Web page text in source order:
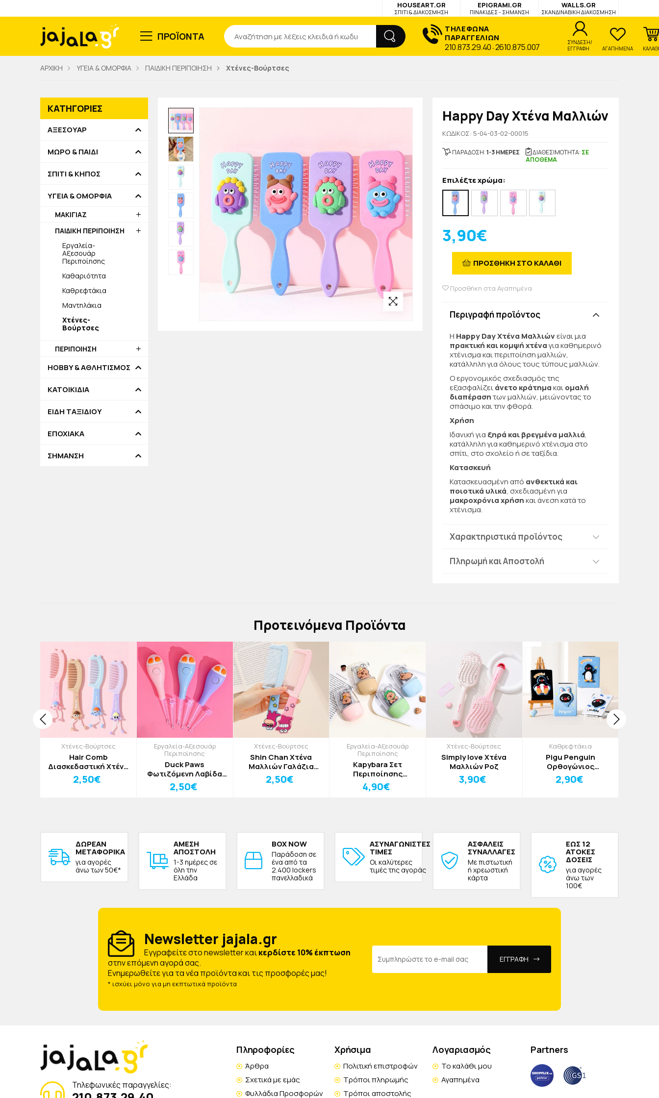
HOUSEART.GR
ΣΠΙΤΙ & ΔΙΑΚΟΣΜΗΣΗ
EPIGRAMI.GR
ΠΙΝΑΚΙΔΕΣ - ΣΗΜΑΝΣΗ
WALLS.GR
ΣΚΑΝΔΙΝΑΒΙΚΗ ΔΙΑΚΟΣΜΗΣΗ
ΠΡΟΪΟΝΤΑ
Αναζήτηση
ΤΗΛΕΦΩΝΑ
ΠΑΡΑΓΓΕΛΙΩΝ
210.873.29.40 -2610.875.007
ΣΥΝΔΕΣΗ/
ΕΓΓΡΑΦΗ
ΑΓΑΠΗΜΕΝΑ
ΑΡΧΙΚΗ ΥΓΕΙΑ & ΟΜΟΡΦΙΑ ΠΑΙΔΙΚΗ ΠΕΡΙΠΟΙΗΣΗ Χτένες-Βούρτσες
Happy Day Χτένα Μαλλιών
KΩΔΙΚΟΣ: 5-04-03-02-00015
ΠΑΡΑΔΟΣΗ:1-3 ΗΜΕΡΕΣ ΔΙΑΘΕΣΙΜΟΤΗΤΑ: ΣΕ
ΑΠΟΘΕΜΑ
Επιλέξτε χρώμα:
3,90€
ΠΡΟΣΘΗΚΗ ΣΤΟ ΚΑΛΑΘΙ
Προσθήκη στα Αγαπημένα
Περιγραφή προϊόντος
Η Happy Day Χτένα Μαλλιώνείναι μια
πρακτική και κομψή χτέναγια καθημερινό
χτένισμα και περιποίηση μαλλιών,
κατάλληλη για όλους τους τύπους μαλλιών.
Ο εργονομικός σχεδιασμός της
εξασφαλίζειάνετο κράτημακαιομαλή
διαπέρασητων μαλλιών, μειώνοντας το
σπάσιμο και την φθορά.
Χρήση
Ιδανική για ξηρά και βρεγμένα μαλλιά,
κατάλληλη για καθημερινό χτένισμα στο
σπίτι, στο σχολείο ή σε ταξίδια.
Κατασκευή
Κατασκευασμένη από ανθεκτικά και
ποιοτικά υλικά, σχεδιασμένη για
μακροχρόνια χρήσηκαι άνεση κατά το
χτένισμα.
Χαρακτηριστικά προϊόντος
Πληρωμή και Αποστολή
ΚΑΤΗΓΟΡΙΕΣ
ΑΞΕΣΟΥΑΡ
ΜΩΡΟ & ΠΑΙΔΙ
ΣΠΙΤΙ & ΚΗΠΟΣ
ΥΓΕΙΑ & ΟΜΟΡΦΙΑ
ΜΑΚΙΓΙΑΖ
ΠΑΙΔΙΚΗ ΠΕΡΙΠΟΙΗΣΗ
Εργαλεία-
Αξεσουάρ
Περιποίησης
Καθαριότητα
Καθρεφτάκια
Μαντηλάκια
Χτένες-
Βούρτσες
ΠΕΡΙΠΟΙΗΣΗ
HOBBY & ΑΘΛΗΤΙΣΜΟΣ
ΚΑΤΟΙΚΙΔΙΑ
ΕΙΔΗ ΤΑΞΙΔΙΟΥ
ΕΠΟΧΙΑΚΑ
ΣΗΜΑΝΣΗ
Πρoτεινόμενα Προϊόντα
Χτένες-Βούρτσες
Hair Comb
Διασκεδαστική Χτένα
Μαλλιών Ροζ
2,50€
Εργαλεία-Αξεσουάρ
Περιποίησης
Duck Paws
Φωτιζόμενη Λαβίδα
Αυτιών Πόδια Πάπιας
Μωβ
2,50€
Χτένες-Βούρτσες
Shin Chan Χτένα
Μαλλιών Γαλάζια
Κροκόδειλος Ροζ
2,50€
Εργαλεία-Αξεσουάρ
Περιποίησης
Kapybara Σετ
Περιποίησης
Καπιμπάρα Γαλάζιο
4,90€
Χτένες-Βούρτσες
Simply love Χτένα
Μαλλιών Ροζ
3,90€
Καθρεφτάκια
Pigu Penguin
Ορθογώνιος
Καθρέφτης Διπλής
Όψης Γαλάζιο
2,90€
ΔΩΡΕAΝ
ΜΕΤΑΦΟΡΙΚΑ
για αγορές
άνω των 50€*
ΑΜΕΣΗ
ΑΠΟΣΤΟΛΗ
1-3 ημέρες σε
όλη την
Ελλάδα
BOX NOW
Παράδοση σε
ένα από τα
2.400 lockers
πανελλαδικά
ΑΣΥΝΑΓΩΝΙΣΤΕΣ
ΤΙΜΕΣ
Οι καλύτερες
τιμές της αγοράς
ΑΣΦΑΛΕΙΣ
ΣΥΝΑΛΛΑΓΕΣ
Με πιστωτική
ή χρεωστική
κάρτα
ΕΩΣ 12
ΑΤΟΚΕΣ
ΔΟΣΕΙΣ
για αγορές
άνω των
100€
Newsletter jajala.gr
Eγγραφείτε στο newsletter καικερδίστε 10% έκπτωση
στην επόμενη αγορά σας.
Ενημερωθείτε για τα νέα προϊόντα και τις προσφορές μας!
* ισχύει μόνο για μη εκπτωτικά προϊόντα
ΕΓΓΡΑΦΗ
Τηλεφωνικές παραγγελίες:
Πληροφορίες
Άρθρα
Σχετικά με εμάς
Φυλλάδια Προσφορών
Χρήσιμα
Πολιτική επιστροφών
Τρόποι πληρωμής
Τρόποι αποστολής
Λογαριασμός
Το καλάθι μου
Αγαπημένα
Partners